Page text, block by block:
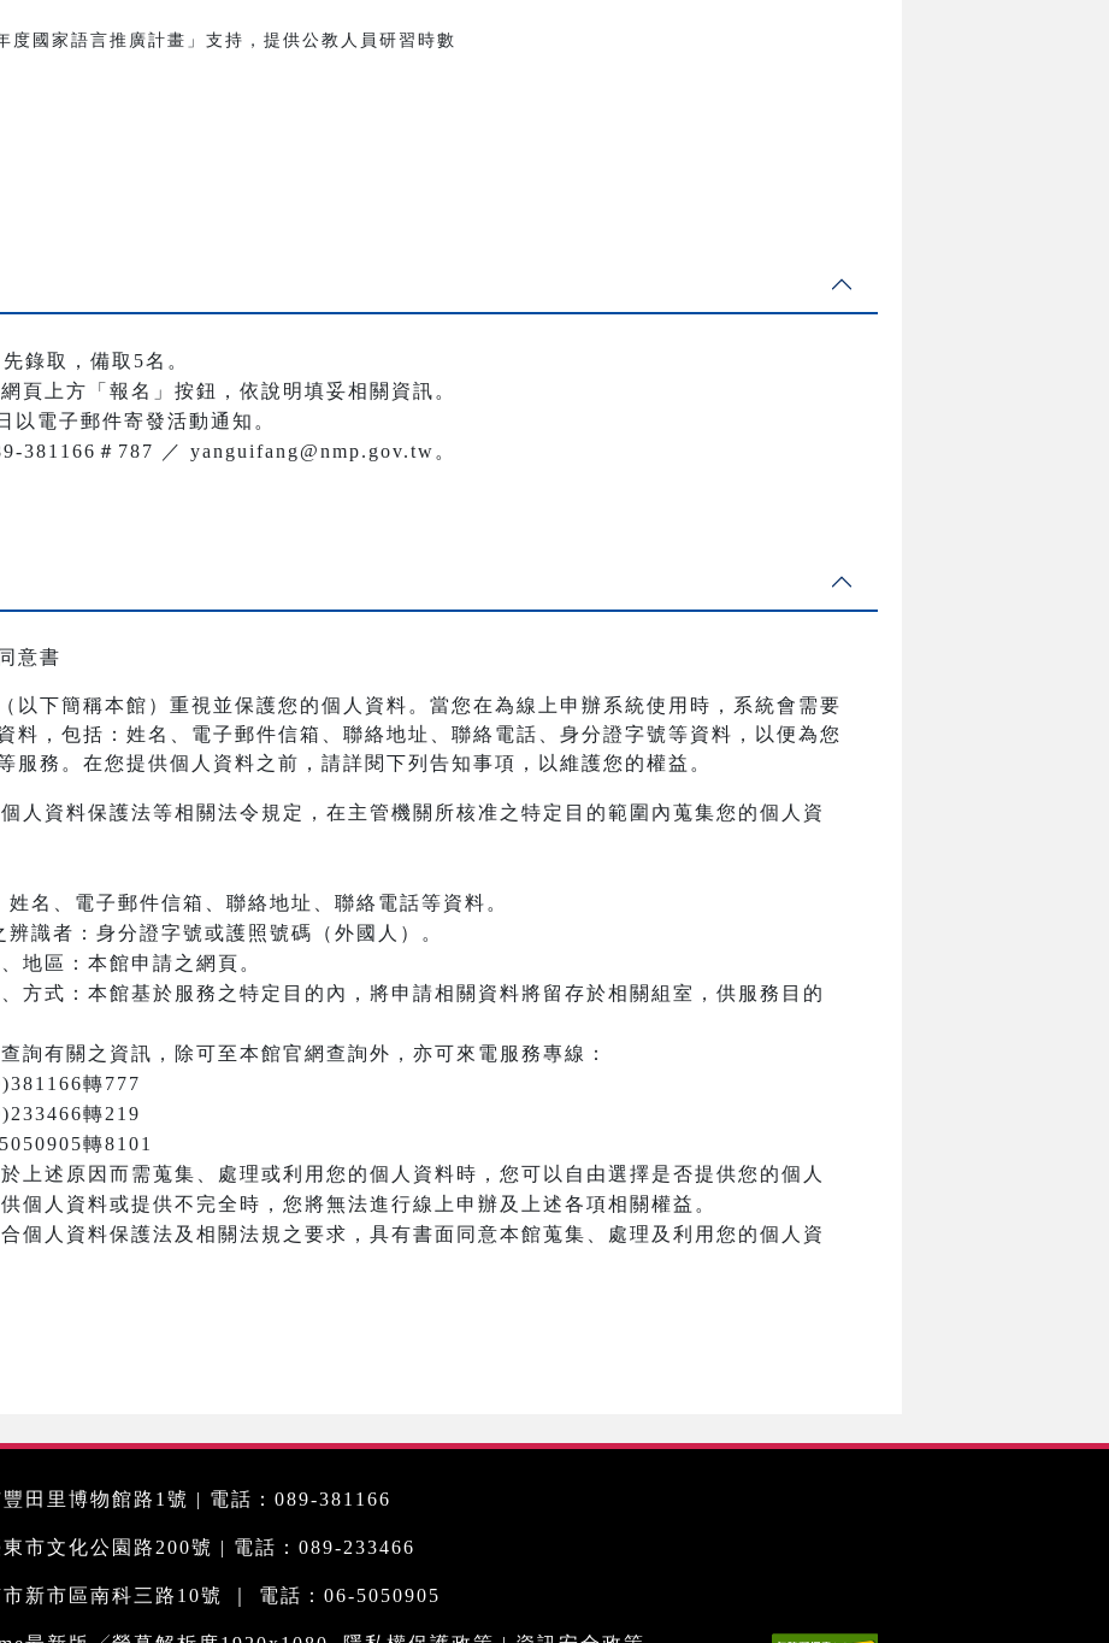
度國家語言推廣計畫」支持，提供公教人員研習時數
錄取，備取5名。
頁上方「報名」按鈕，依說明填妥相關資訊。
以電子郵件寄發活動通知。
381166＃787 ／ yanguifang@nmp.gov.tw。
意書
以下簡稱本館）重視並保護您的個人資料。當您在為線上申辦系統使用時，系統會需要
料，包括：姓名、電子郵件信箱、聯絡地址、聯絡電話、身分證字號等資料，以便為您
服務。在您提供個人資料之前，請詳閱下列告知事項，以維護您的權益。
人資料保護法等相關法令規定，在主管機關所核准之特定目的範圍內蒐集您的個人資
名、電子郵件信箱、聯絡地址、聯絡電話等資料。
識者：身分證字號或護照號碼（外國人）。
地區：本館申請之網頁。
方式：本館基於服務之特定目的內，將申請相關資料將留存於相關組室，供服務目的
詢有關之資訊，除可至本館官網查詢外，亦可來電服務專線：
轉777
轉219
轉8101
上述原因而需蒐集、處理或利用您的個人資料時，您可以自由選擇是否提供您的個人
個人資料或提供不完全時，您將無法進行線上申辦及上述各項相關權益。
個人資料保護法及相關法規之要求，具有書面同意本館蒐集、處理及利用您的個人資
田里博物館路1號 | 電話：089-381166
市文化公園路200號 | 電話：089-233466
新市區南科三路10號 ｜ 電話：06-5050905